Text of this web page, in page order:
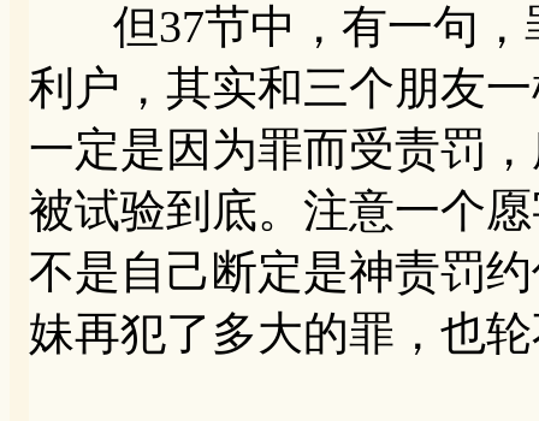
但37节中，有一句，
利户，其实和三个朋友
一定是因为罪而受责罚
被试验到底。注意一个
不是自己断定是神责罚
妹再犯了多大的罪，也